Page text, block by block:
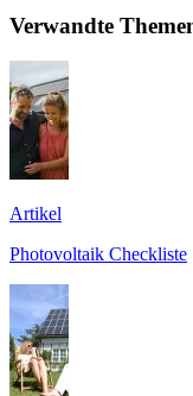
Verwandte
Artikel
Photovoltaik Checkliste